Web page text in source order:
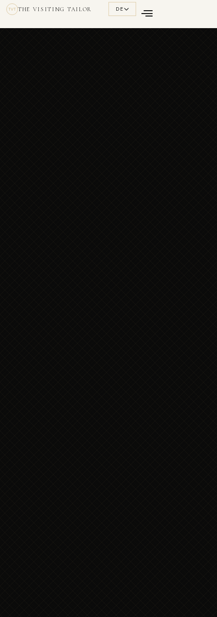
TVT THE VISITING TAILOR DE